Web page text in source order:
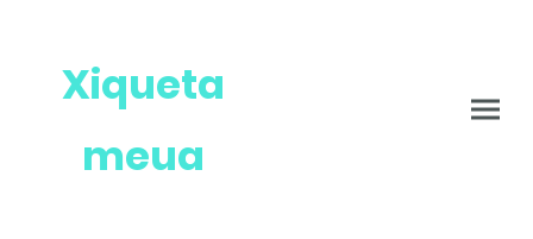
Xiqueta
meua